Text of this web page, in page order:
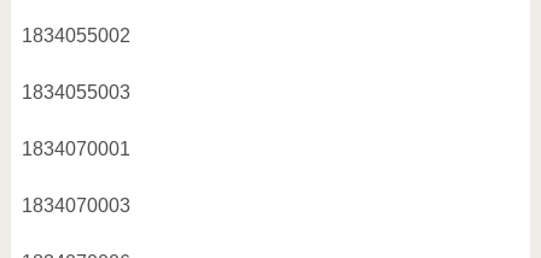
1834055002
1834055003
1834070001
1834070003